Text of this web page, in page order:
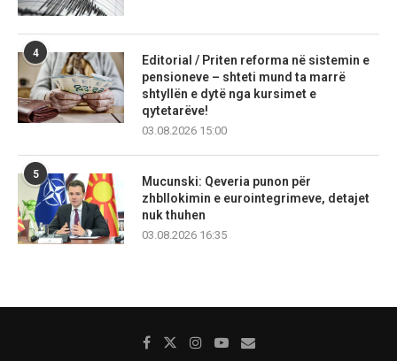
4
Editorial / Priten reforma në sistemin e
pensioneve – shteti mund ta marrë
shtyllën e dytë nga kursimet e
qytetarëve!
03.08.2026 15:00
5
Mucunski: Qeveria punon për
zhbllokimin e eurointegrimeve, detajet
nuk thuhen
03.08.2026 16:35